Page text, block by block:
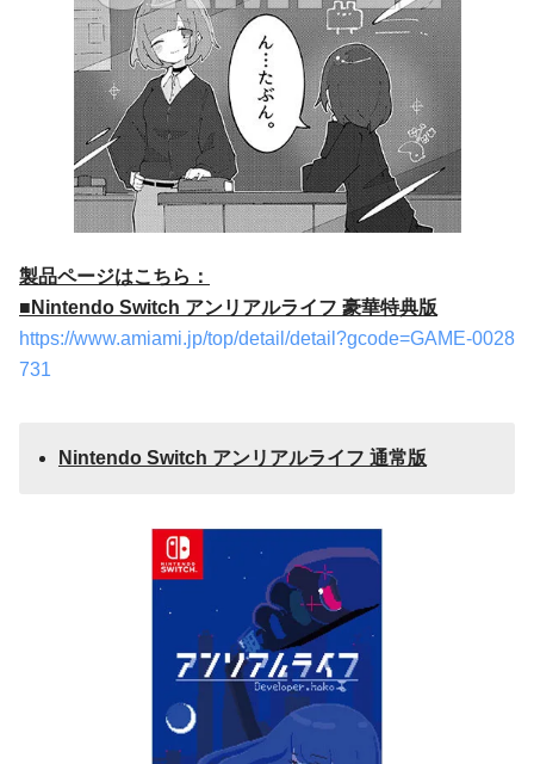
製品ページはこちら：
■Nintendo Switch アンリアルライフ 豪華特典版
https://www.amiami.jp/top/detail/detail?gcode=GAME-0028
731
Nintendo Switch アンリアルライフ 通常版